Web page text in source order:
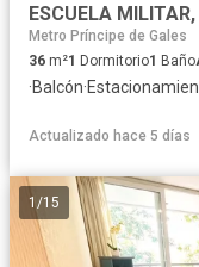
ESCUELA
Metro Príncipe de Gales
36 m²1 Dormitorio1 Baño
·Balcón·
Actualizado hace 5 días
1 /15